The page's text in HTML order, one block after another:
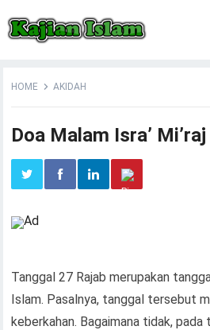
HOME AKIDAH
Doa Malam Isra’
Tanggal 27 Rajab merupakan
Islam. Pasalnya, tanggal tersebut
keberkahan. Bagaimana tidak,